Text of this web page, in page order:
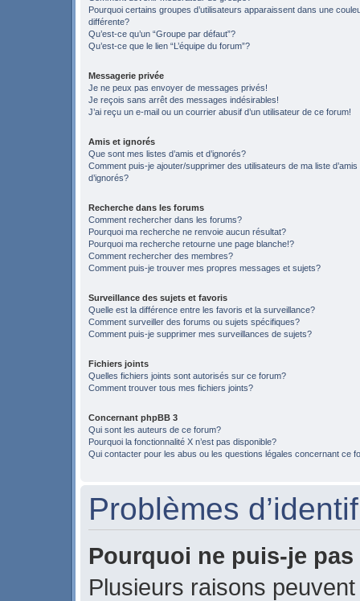
Pourquoi certains groupes d’utilisateurs apparaissent dans une
différente?
Qu’est-ce qu’un “Groupe par défaut”?
Qu’est-ce que le lien “L’équipe du forum”?
Messagerie privée
Je ne peux pas envoyer de messages privés!
Je reçois sans arrêt des messages indésirables!
J’ai reçu un e-mail ou un courrier abusif d’un utilisateur de ce forum!
Amis et ignorés
Que sont mes listes d’amis et d’ignorés?
Comment puis-je ajouter/supprimer des utilisateurs de ma liste d’amis
d’ignorés?
Recherche dans les forums
Comment rechercher dans les forums?
Pourquoi ma recherche ne renvoie aucun résultat?
Pourquoi ma recherche retourne une page blanche!?
Comment rechercher des membres?
Comment puis-je trouver mes propres messages et sujets?
Surveillance des sujets et favoris
Quelle est la différence entre les favoris et la surveillance?
Comment surveiller des forums ou sujets spécifiques?
Comment puis-je supprimer mes surveillances de sujets?
Fichiers joints
Quelles fichiers joints sont autorisés sur ce forum?
Comment trouver tous mes fichiers joints?
Concernant phpBB 3
Qui sont les auteurs de ce forum?
Pourquoi la fonctionnalité X n’est pas disponible?
Qui contacter pour les abus ou les questions légales concernant ce
Problèmes
Pourquoi ne puis-je
Plusieurs raisons